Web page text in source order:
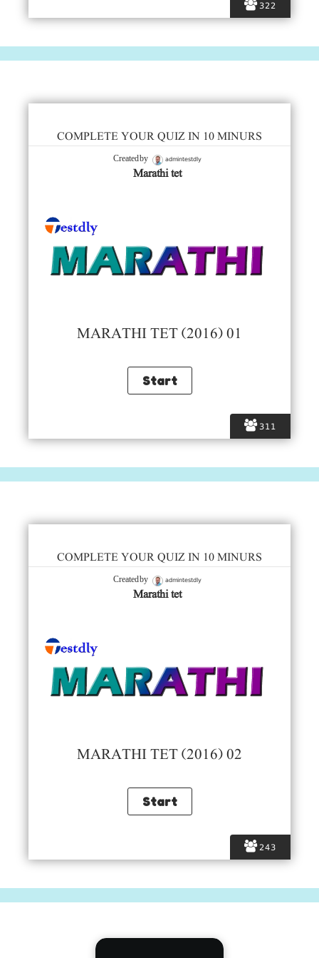
322
311
COMPLETE YOUR QUIZ IN 10 MINURS
Created by admintestdly
Marathi tet
MARATHI TET (2016) 01
243
COMPLETE YOUR QUIZ IN 10 MINURS
Created by admintestdly
Marathi tet
MARATHI TET (2016) 02